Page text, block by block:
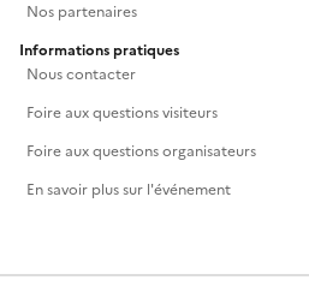
Nos partenaires
Informations pratiques
Nous contacter
Foire aux questions visiteurs
Foire aux questions organisateurs
En savoir plus sur l'événement